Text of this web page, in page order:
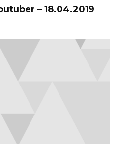
– 18.04.2019